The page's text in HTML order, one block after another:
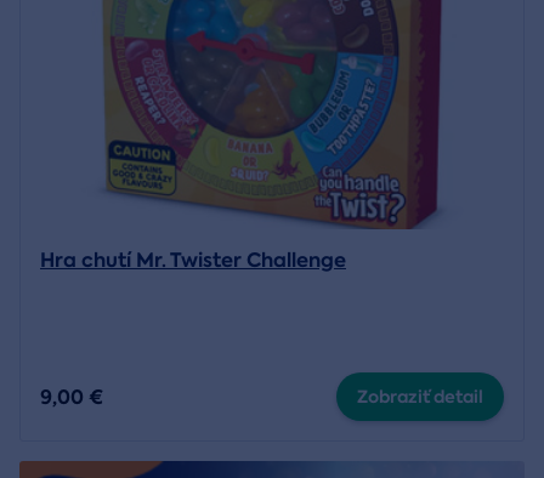
Hra chutí Mr. Twister Challenge
9,00 € Zobraziť detail